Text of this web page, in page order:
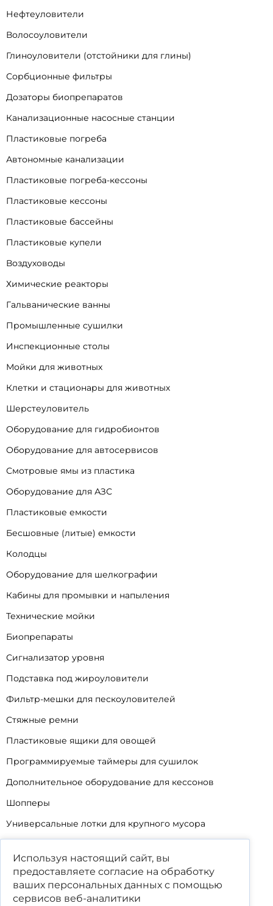
Нефтеуловители
Волосоуловители
Глиноуловители (отстойники для глины)
Сорбционные фильтры
Дозаторы биопрепаратов
Канализационные насосные станции
Пластиковые погреба
Автономные канализации
Пластиковые погреба-кессоны
Пластиковые кессоны
Пластиковые бассейны
Пластиковые купели
Воздуховоды
Химические реакторы
Гальванические ванны
Промышленные сушилки
Инспекционные столы
Мойки для животных
Клетки и стационары для животных
Шерстеуловитель
Оборудование для гидробионтов
Оборудование для автосервисов
Смотровые ямы из пластика
Оборудование для АЗС
Пластиковые емкости
Бесшовные (литые) емкости
Колодцы
Оборудование для шелкографии
Кабины для промывки и напыления
Технические мойки
Биопрепараты
Сигнализатор уровня
Подставка под жироуловители
Фильтр-мешки для пескоуловителей
Стяжные ремни
Пластиковые ящики для овощей
Программируемые таймеры для сушилок
Дополнительное оборудование для кессонов
Шопперы
Универсальные лотки для крупного мусора
Уцененные товары
Используя настоящий сайт, вы
предоставляете согласие на обработку
ваших персональных данных с помощью
сервисов веб-аналитики